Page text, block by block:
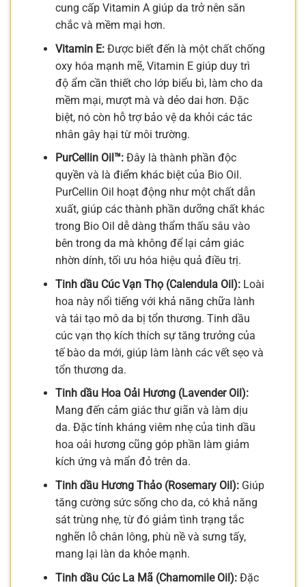
cung cấp Vitamin A giúp da trở nên săn
chắc và mềm mại hơn.
Vitamin E:Được biết đến là một chất chống
oxy hóa mạnh mẽ, Vitamin E giúp duy trì
độ ẩm cần thiết cho lớp biểu bì, làm cho da
mềm mại, mượt mà và dẻo dai hơn. Đặc
biệt, nó còn hỗ trợ bảo vệ da khỏi các tác
nhân gây hại từ môi trường.
PurCellin Oil™:Đây là thành phần độc
quyền và là điểm khác biệt của Bio Oil.
PurCellin Oil hoạt động như một chất dẫn
xuất, giúp các thành phần dưỡng chất khác
trong Bio Oil dễ dàng thẩm thấu sâu vào
bên trong da mà không để lại cảm giác
nhờn dính, tối ưu hóa hiệu quả điều trị.
Tinh dầu Cúc Vạn Thọ (Calendula Oil):Loài
hoa này nổi tiếng với khả năng chữa lành
và tái tạo mô da bị tổn thương. Tinh dầu
cúc vạn thọ kích thích sự tăng trưởng của
tế bào da mới, giúp làm lành các vết sẹo và
tổn thương da.
Tinh dầu Hoa Oải Hương (Lavender Oil):
Mang đến cảm giác thư giãn và làm dịu
da. Đặc tính kháng viêm nhẹ của tinh dầu
hoa oải hương cũng góp phần làm giảm
kích ứng và mẩn đỏ trên da.
Tinh dầu Hương Thảo (Rosemary Oil):Giúp
tăng cường sức sống cho da, có khả năng
sát trùng nhẹ, từ đó giảm tình trạng tắc
nghẽn lỗ chân lông, phù nề và sưng tấy,
mang lại làn da khỏe mạnh.
Tinh dầu Cúc La Mã (Chamomile Oil):Đặc